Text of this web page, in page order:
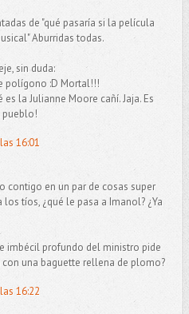
de "qué pasaría si la película
Aburridas todas.
sin duda:
polígono :D Mortal!!!
la Julianne Moore cañí. Jaja. Es
pueblo!
16:01
contigo en un par de cosas super
tíos, ¿qué le pasa a Imanol? ¿Ya
imbécil profundo del ministro pide
una baguette rellena de plomo?
16:22